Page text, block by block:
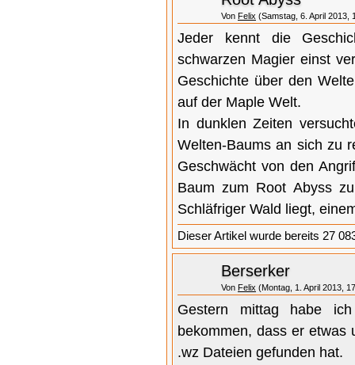
Von Felix (Samstag, 6. April 2013,
Jeder kennt die
schwarzen Magier einst
Geschichte über den
auf der Maple Welt.
In dunklen Zeiten
Welten-Baums an sich zu
Geschwächt von den
Baum zum Root Abyss
Schläfriger Wald liegt,
Dieser Artikel wurde bereits 27
Berserker
Von Felix (Montag, 1. April 2013,
Gestern mittag habe
bekommen, dass er etwas
.wz Dateien gefunden hat.